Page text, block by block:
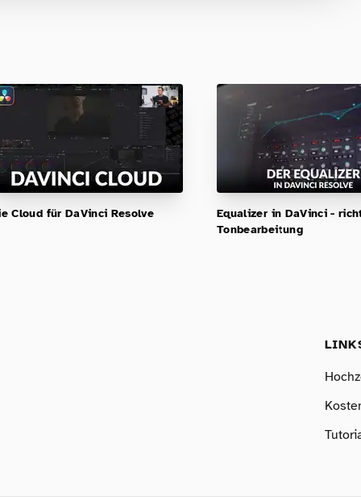
Cloud für DaVinci Resolve
Equalizer in DaVinci -
Tonbearbeitung